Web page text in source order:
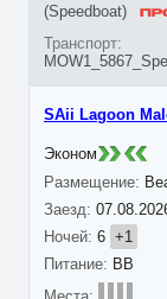
(Speedboat)
6 +1
SAii Lagoon
BB
Эконом